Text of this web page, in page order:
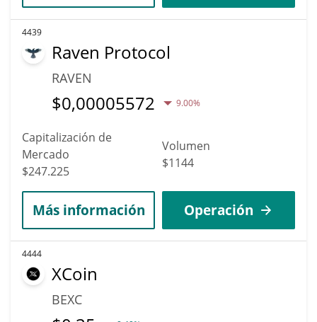
4439
Raven Protocol
RAVEN
$0,00005572 9.00%
Capitalización de
Mercado
$247.225
Volumen
$1144
Más información Operación
4444
XCoin
BEXC